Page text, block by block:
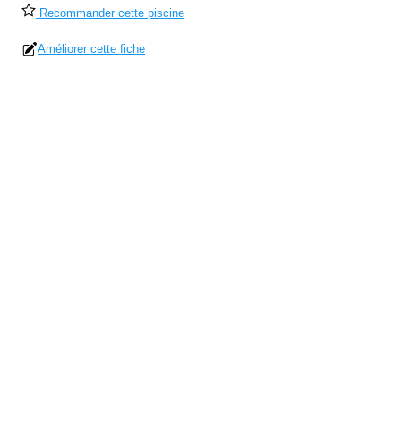
Recommander cette piscine
Améliorer cette fiche